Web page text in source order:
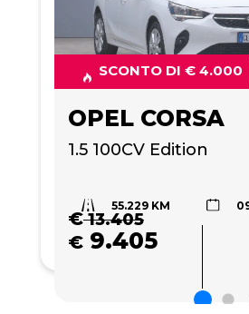
SCONTO DI € 4.000
OPEL CORSA
1.5 100CV Edition
55.229 KM
€13.405
€ 9.405